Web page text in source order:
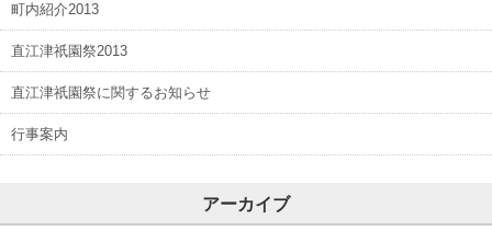
町内紹介2013
直江津祇園祭2013
直江津祇園祭に関するお知らせ
行事案内
アーカイブ